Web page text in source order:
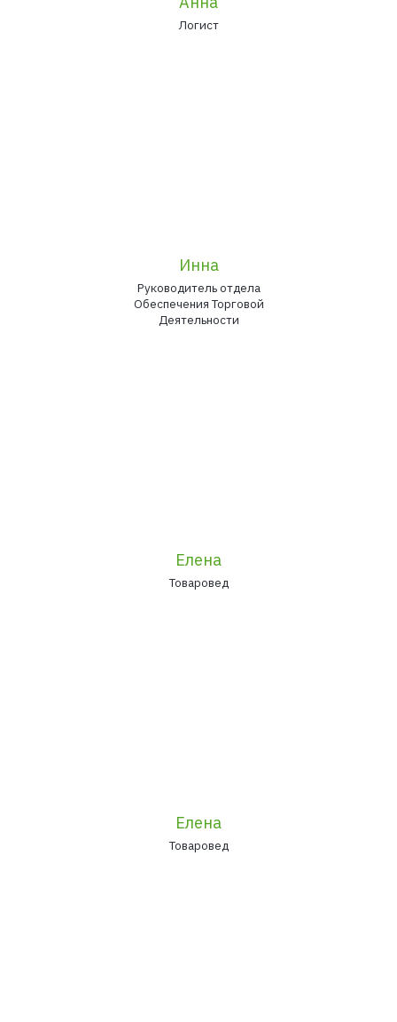
Логист
Инна
Руководитель отдела
Обеспечения Торговой
Деятельности
Елена
Товаровед
Елена
Товаровед